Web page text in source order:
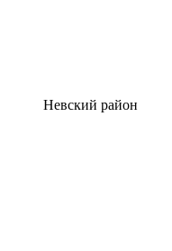
Невский район